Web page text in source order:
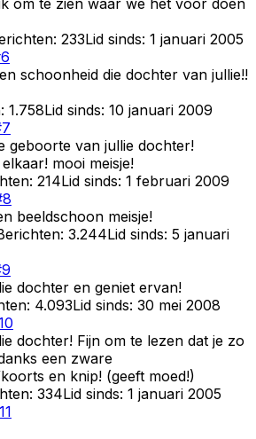
233Lid sinds: 1 januari 2005
6
schoonheid die dochter van jullie!!
1.758Lid sinds: 10 januari 2009
7
geboorte van jullie dochter!
mooi meisje!
214Lid sinds: 1 februari 2009
8
beeldschoon meisje!
3.244Lid sinds: 5 januari
9
dochter en geniet ervan!
4.093Lid sinds: 30 mei 2008
dochter! Fijn om te lezen dat je zo
een zware
en knip! (geeft moed!)
334Lid sinds: 1 januari 2005
11